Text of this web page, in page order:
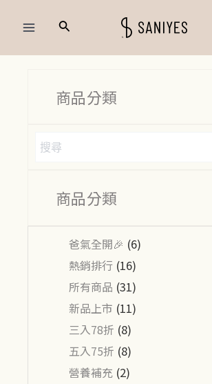
搜
商品分類
商品分類
爸氣全開🎉 (6)
熱銷排行 (16)
所有商品 (31)
新品上市 (11)
三入78折 (8)
五入75折 (8)
營養補充 (2)